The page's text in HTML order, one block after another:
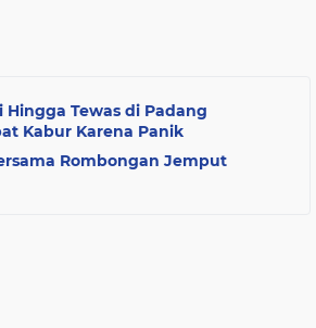
Tewas di Padang
Kabur Karena Panik
Rombongan Jemput